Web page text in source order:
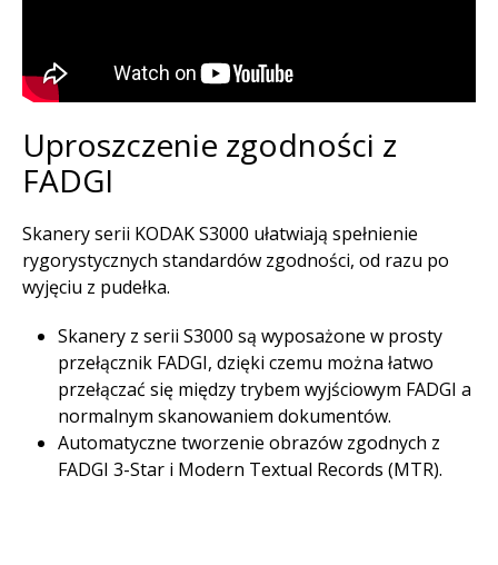
Uproszczenie zgodności z
FADGI
Skanery serii KODAK S3000 ułatwiają spełnienie
rygorystycznych standardów zgodności, od razu po
wyjęciu z pudełka.
Skanery z serii S3000 są wyposażone w prosty
przełącznik FADGI, dzięki czemu można łatwo
przełączać się między trybem wyjściowym FADGI a
normalnym skanowaniem dokumentów.
Automatyczne tworzenie obrazów zgodnych z
FADGI 3-Star i Modern Textual Records (MTR).